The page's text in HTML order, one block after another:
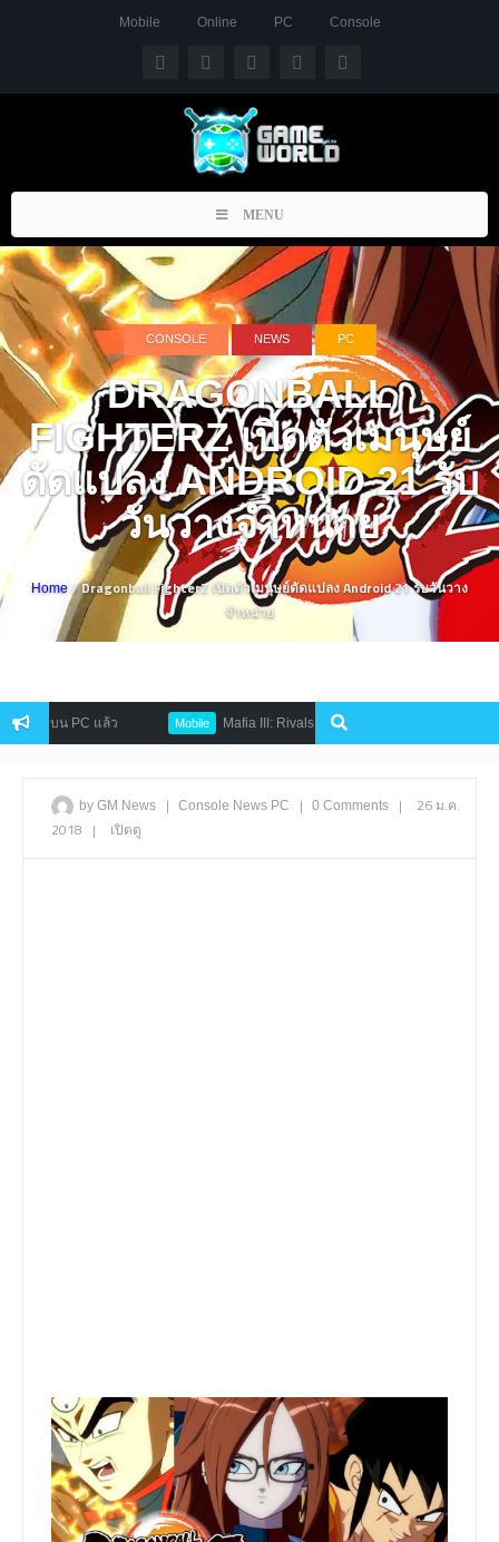
Mobile Online PC Console
Toggle
navigation
MENU
CONSOLE NEWS PC
DRAGONBALL
FIGHTERZ เปิดตัวเมนุษย์
ดัดแปลง ANDROID 21 รับ
วันวางจำหน่าย
Home / Dragonball FighterZ เปิดตัวเมนุษย์ดัดแปลง Android 21 รับวันวาง
จำหน่าย
กมบน PC แล้ว Mobile Mafia III: Rivals เกมมือถือ RPG ของเหล่ามาเฟียขา
by GM News | Console News PC | 0 Comments |
26 ม.ค.
2018 | เปิดดู